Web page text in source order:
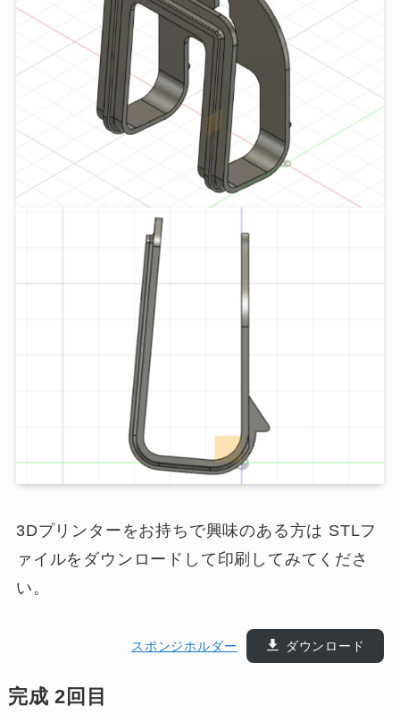
3Dプリンターをお持ちで興味のある方は STLフ
ァイルをダウンロードして印刷してみてくださ
い。
スポンジホルダー ダウンロード
完成 2回目